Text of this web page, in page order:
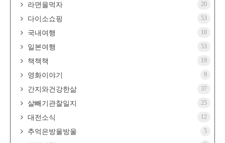
라면을먹자 20
다이소쇼핑 53
국내여행 10
일본여행 53
책책책 19
영화이야기 9
간지와건강한삶 37
살빼기관찰일지 25
대전소식 12
추억은방울방울 5